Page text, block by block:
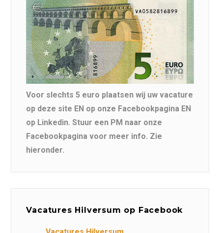
Voor slechts 5 euro plaatsen wij uw vacature
op deze site EN op onze Facebookpagina EN
op Linkedin. Stuur een PM naar onze
Facebookpagina voor meer info. Zie
hieronder.
Vacatures Hilversum op Facebook